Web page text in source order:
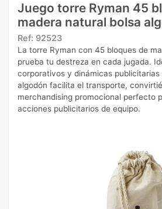
Juego torre Ryman 45
madera natural bolsa
Ref: 92523
La torre Ryman con 45 bloques de
prueba tu destreza en cada jugada.
corporativos y dinámicas publicitarias
algodón facilita el transporte,
merchandising promocional perfecto
acciones publicitarios de equipo.